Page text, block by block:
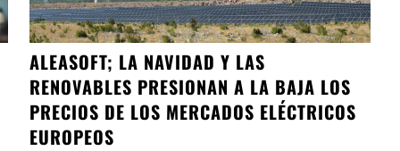
ALEASOFT; LA NAVIDAD Y LAS
RENOVABLES PRESIONAN A LA BAJA LOS
PRECIOS DE LOS MERCADOS ELÉCTRICOS
EUROPEOS